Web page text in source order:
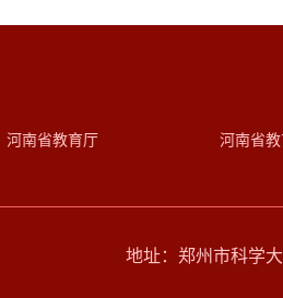
河南省教育厅 河南省
地址：郑州市科学